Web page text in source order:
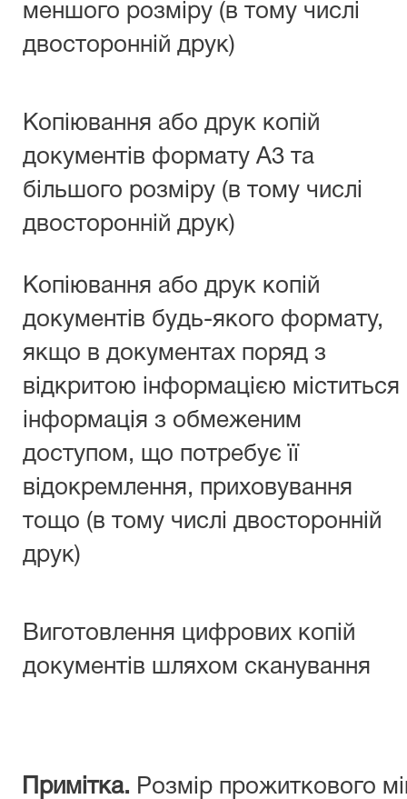
меншого розміру (в тому числі
двосторонній друк)
Копіювання або друк копій
документів формату А3 та
більшого розміру (в тому числі
двосторонній друк)
Копіювання або друк копій
документів будь-якого формату,
якщо в документах поряд з
відкритою інформацією міститься
інформація з обмеженим
доступом, що потребує її
відокремлення, приховування
тощо (в тому числі двосторонній
друк)
Виготовлення цифрових копій
документів шляхом сканування
Примітка. Розмір прожиткового